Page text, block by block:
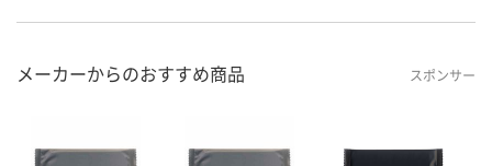
メーカーからのおすすめ商品 スポンサー